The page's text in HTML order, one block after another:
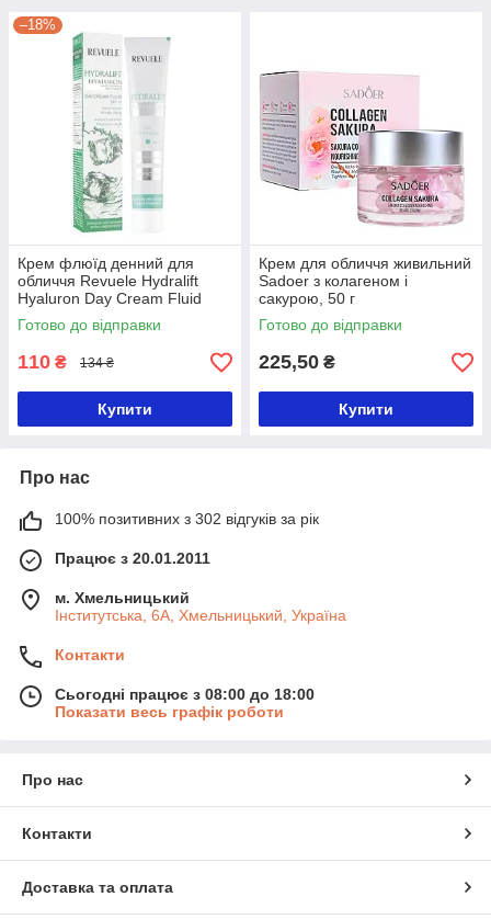
–18%
Крем флюїд денний для
обличчя Revuele Hydralift
Hyaluron Day Cream Fluid
SPF 15, 50 мл
Готово до відправки
110 ₴ 134 ₴
Купити
Крем для обличчя живильний
Sadoer з колагеном і
сакурою, 50 г
Готово до відправки
225,50 ₴
Купити
Про нас
100% позитивних з 302 відгуків за рік
Працює з 20.01.2011
м. Хмельницький
Інститутська, 6А, Хмельницький, Україна
Контакти
Сьогодні працює з 08:00 до 18:00
Показати весь графік роботи
Про нас
Контакти
Доставка та оплата